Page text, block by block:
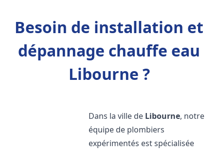
Besoin de installation et
dépannage chauffe eau
Libourne ?
Dans la ville de Libourne, notre
équipe de plombiers
expérimentés est spécialisée